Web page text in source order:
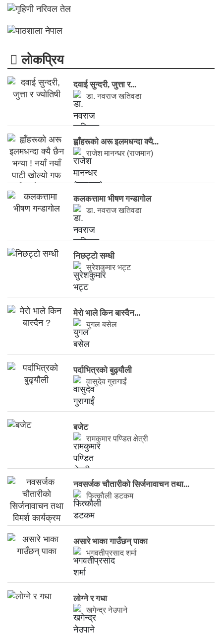
लाेकप्रिय
दवाई सुन्दरी, जुत्ता र...
डा. नवराज खतिवडा
ह्वाँहरूकाे अरू इलमधन्दा क्यै...
राजेश मानन्धर (राजमान)
कलकत्तामा भीषण गन्डागोल
डा. नवराज खतिवडा
निछट्टो सम्धी
सुरेशकुमार भट्ट
मेरो भाले किन बास्दैन...
युगल बसेल
पर्दाभित्रको बुढ्यौली
वासुदेव गुरागाईं
बजेट
रामकुमार पण्डित क्षेत्री
नवसर्जक चाैतारीकाे सिर्जनावाचन तथा...
फित्काैली डटकम
असारे भाका गाउँछन् पाका
भगवतीप्रसाद शर्मा
लाेग्ने र गधा
खगेन्द्र नेउपाने